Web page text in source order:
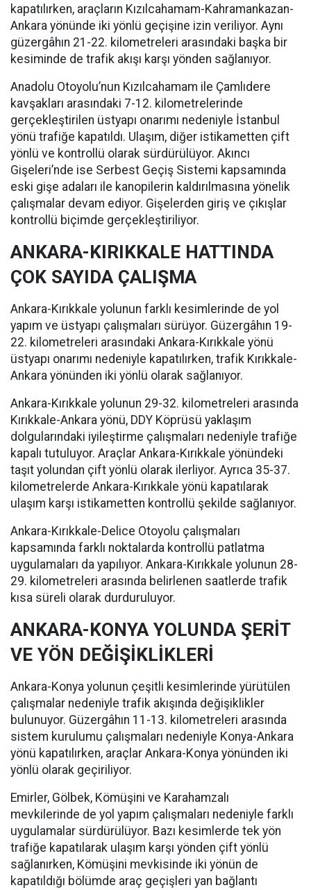
kapatılırken, araçların Kızılcahamam-Kahramankazan-
Ankara yönünde iki yönlü geçişine izin veriliyor. Aynı
güzergâhın 21-22. kilometreleri arasındaki başka bir
kesiminde de trafik akışı karşı yönden sağlanıyor.
Anadolu Otoyolu’nun Kızılcahamam ile Çamlıdere
kavşakları arasındaki 7-12. kilometrelerinde
gerçekleştirilen üstyapı onarımı nedeniyle İstanbul
yönü trafiğe kapatıldı. Ulaşım, diğer istikametten çift
yönlü ve kontrollü olarak sürdürülüyor. Akıncı
Gişeleri’nde ise Serbest Geçiş Sistemi kapsamında
eski gişe adaları ile kanopilerin kaldırılmasına yönelik
çalışmalar devam ediyor. Gişelerden giriş ve çıkışlar
kontrollü biçimde gerçekleştiriliyor.
ANKARA-KIRIKKALE HATTINDA
ÇOK SAYIDA ÇALIŞMA
Ankara-Kırıkkale yolunun farklı kesimlerinde de yol
yapım ve üstyapı çalışmaları sürüyor. Güzergâhın 19-
22. kilometreleri arasındaki Ankara-Kırıkkale yönü
üstyapı onarımı nedeniyle kapatılırken, trafik Kırıkkale-
Ankara yönünden iki yönlü olarak sağlanıyor.
Ankara-Kırıkkale yolunun 29-32. kilometreleri arasında
Kırıkkale-Ankara yönü, DDY Köprüsü yaklaşım
dolgularındaki iyileştirme çalışmaları nedeniyle trafiğe
kapalı tutuluyor. Araçlar Ankara-Kırıkkale yönündeki
taşıt yolundan çift yönlü olarak ilerliyor. Ayrıca 35-37.
kilometrelerde Ankara-Kırıkkale yönü kapatılarak
ulaşım karşı istikametten kontrollü şekilde sağlanıyor.
Ankara-Kırıkkale-Delice Otoyolu çalışmaları
kapsamında farklı noktalarda kontrollü patlatma
uygulamaları da yapılıyor. Ankara-Kırıkkale yolunun 28-
29. kilometreleri arasında belirlenen saatlerde trafik
kısa süreli olarak durduruluyor.
ANKARA-KONYA YOLUNDA ŞERİT
VE YÖN DEĞİŞİKLİKLERİ
Ankara-Konya yolunun çeşitli kesimlerinde yürütülen
çalışmalar nedeniyle trafik akışında değişiklikler
bulunuyor. Güzergâhın 11-13. kilometreleri arasında
sistem kurulumu çalışmaları nedeniyle Konya-Ankara
yönü kapatılırken, araçlar Ankara-Konya yönünden iki
yönlü olarak geçiriliyor.
Emirler, Gölbek, Kömüşini ve Karahamzalı
mevkilerinde de yol yapım çalışmaları nedeniyle farklı
uygulamalar sürdürülüyor. Bazı kesimlerde tek yön
trafiğe kapatılarak ulaşım karşı yönden çift yönlü
sağlanırken, Kömüşini mevkisinde iki yönün de
kapatıldığı bölümde araç geçişleri yan bağlantı